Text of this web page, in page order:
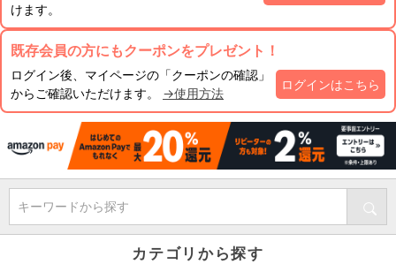
けます。
既存会員の方にもクーポンをプレゼント！
ログイン後、マイページの「クーポンの確認」
からご確認いただけます。 →使用方法
ログインはこちら
キーワードから探す
カテゴリから探す